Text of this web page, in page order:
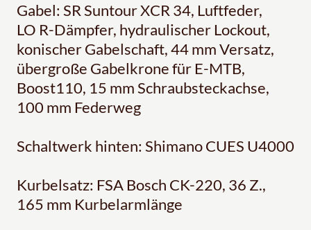
Gabel: SR Suntour XCR 34, Luftfeder,
LO R-Dämpfer, hydraulischer Lockout,
konischer Gabelschaft, 44 mm Versatz,
übergroße Gabelkrone für E-MTB,
Boost110, 15 mm Schraubsteckachse,
100 mm Federweg
Schaltwerk hinten: Shimano CUES U4000
Kurbelsatz: FSA Bosch CK-220, 36 Z.,
165 mm Kurbelarmlänge